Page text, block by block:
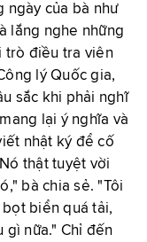
ngày của bà như
lắng nghe những
trò điều tra viên
lý Quốc gia,
sắc khi phải nghĩ
lại ý nghĩa và
nhật ký để cố
thật tuyệt vời
bà chia sẻ. "Tôi
biển quá tải,
gì nữa." Chỉ đến